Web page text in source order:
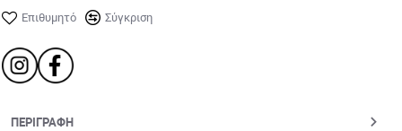
Επιθυμητό Σύγκριση
ΠΕΡΙΓΡΑΦΉ